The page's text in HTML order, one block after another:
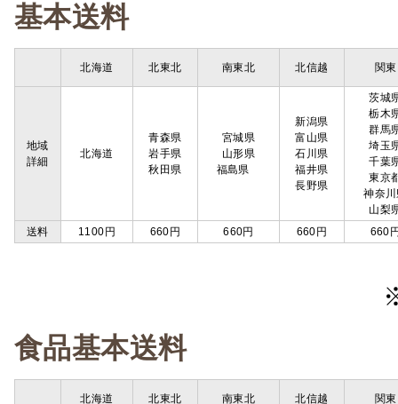
基本送料
北海道 北東北 南東北 北信越 関東
地域
詳細
北海道
青森県
岩手県
秋田県
宮城県
山形県
福島県
新潟県
富山県
石川県
福井県
長野県
茨城
栃木
群馬
埼玉
千葉
東京
神奈
山梨
送料
1100円 660円 660円 660円 660
食品基本送料
北海道 北東北 南東北 北信越 関東